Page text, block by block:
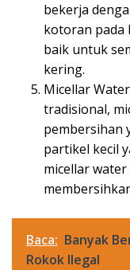
bekerja
kotoran pada
baik untuk
kering.
Micellar
tradisional,
pembersihan
partikel kecil
micellar
Baca: Banyak
Rokok Ilegal